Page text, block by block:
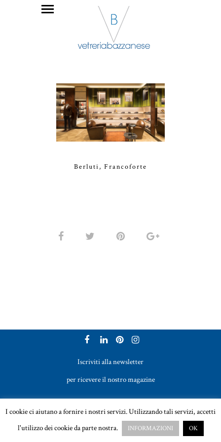
Berluti, Francoforte
Iscriviti alla newsletter
per ricevere il nostro magazine
sales@vetreriabazzanese.com
I cookie ci aiutano a fornire i nostri servizi. Utilizzando tali servizi, accetti
l'utilizzo dei cookie da parte nostra.
INFORMAZIONI OK